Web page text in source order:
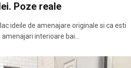
Poze reale
ideile de amenajare originale si ca esti
interioare bai…